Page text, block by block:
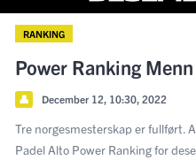
RANKING
Power Ranking
👤 December 12, 10:30, 2022
Tre norgesmesterskap er fullført.
Padel Alto Power Ranking for